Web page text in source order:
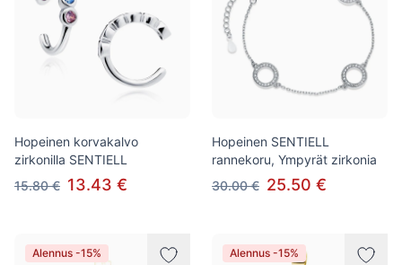
Hopeinen korvakalvo
zirkonilla SENTIELL
15.80 € 13.43 €
Hopeinen SENTIELL
rannekoru, Ympyrät zirkonia
30.00 € 25.50 €
Alennus -15% Alennus -15%